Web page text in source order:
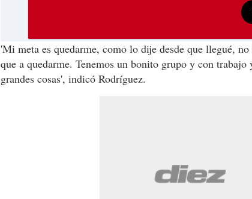
'Mi meta es quedarme, como lo dije desde que llegué,
que a quedarme. Tenemos un bonito grupo y con
grandes cosas', indicó Rodríguez.